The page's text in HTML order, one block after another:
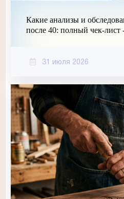
Какие анализы и
после 40: полный чек-
31 июля 2026